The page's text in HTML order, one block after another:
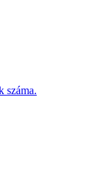
száma.